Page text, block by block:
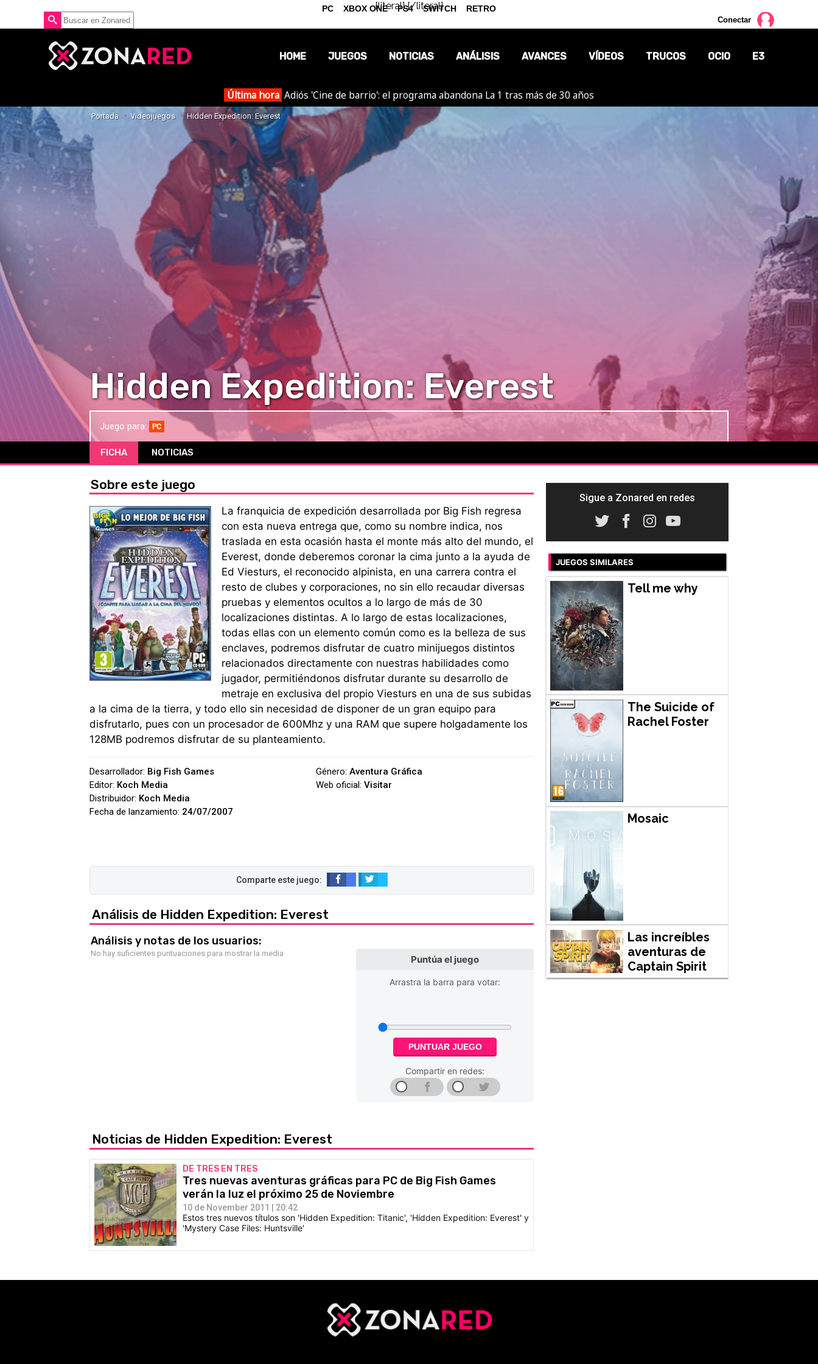
{literal}{/literal}
Conectar
HOME JUEGOS NOTICIAS
OPINIÓN
REPORTAJES
ANÁLISIS AVANCES VÍDEOS TRUCOS OCIO E3
Última hora Adiós 'Cine de barrio': el programa abandona La 1 tras más de 30 años
Portada Videojuegos Hidden Expedition: Everest
Hidden Expedition: Everest
Juego para: PC
FICHA NOTICIAS
Sobre este juego
La franquicia de expedición desarrollada por Big Fish regresa
con esta nueva entrega que, como su nombre indica, nos
traslada en esta ocasión hasta el monte más alto del mundo, el
Everest, donde deberemos coronar la cima junto a la ayuda de
Ed Viesturs, el reconocido alpinista, en una carrera contra el
resto de clubes y corporaciones, no sin ello recaudar diversas
pruebas y elementos ocultos a lo largo de más de 30
localizaciones distintas. A lo largo de estas localizaciones,
todas ellas con un elemento común como es la belleza de sus
enclaves, podremos disfrutar de cuatro minijuegos distintos
relacionados directamente con nuestras habilidades como
jugador, permitiéndonos disfrutar durante su desarrollo de
metraje en exclusiva del propio Viesturs en una de sus subidas
a la cima de la tierra, y todo ello sin necesidad de disponer de un gran equipo para
disfrutarlo, pues con un procesador de 600Mhz y una RAM que supere holgadamente los
128MB podremos disfrutar de su planteamiento.
Desarrollador: Big Fish Games
Editor: Koch Media
Distribuidor: Koch Media
Fecha de lanzamiento: 24/07/2007
Género:Aventura Gráfica
Web oficial:Visitar
Análisis de Hidden Expedition: Everest
Análisis y notas de los usuarios:
No hay suficientes puntuaciones para mostrar la media
Puntúa el juego
Arrastra la barra para votar:
PUNTUAR JUEGO
Compartir en redes:
Noticias de Hidden Expedition: Everest
DE TRES EN TRES
Tres nuevas aventuras gráficas para PC de Big Fish Games
verán la luz el próximo 25 de Noviembre
10 de November 2011 | 20:42
Estos tres nuevos títulos son 'Hidden Expedition: Titanic', 'Hidden Expedition: Everest' y
'Mystery Case Files: Huntsville'
Sigue a Zonared en redes
JUEGOS SIMILARES
Tell me why
The Suicide of
Rachel Foster
Mosaic
Las increíbles
aventuras de
Captain Spirit
PC XBOX ONE PS4 SWITCH RETRO